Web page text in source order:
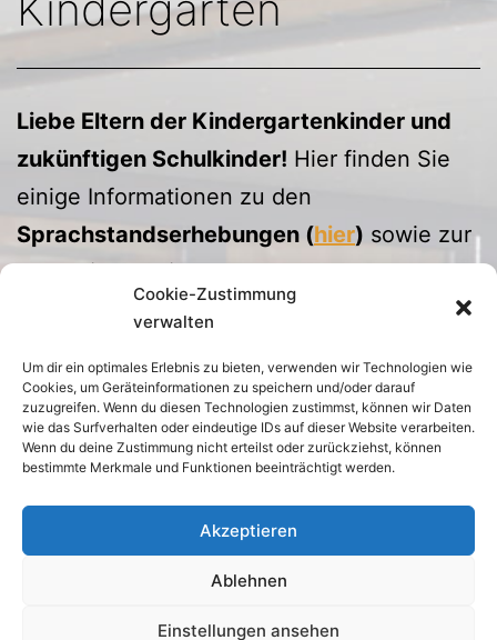
Cookie-Zustimmung
verwalten
Um dir ein optimales Erlebnis zu bieten, verwenden wir Technologien wie
Cookies, um Geräteinformationen zu speichern und/oder darauf
zuzugreifen. Wenn du diesen Technologien zustimmst, können wir Daten
wie das Surfverhalten oder eindeutige IDs auf dieser Website verarbeiten.
Wenn du deine Zustimmung nicht erteilst oder zurückziehst, können
bestimmte Merkmale und Funktionen beeinträchtigt werden.
Akzeptieren
Ablehnen
Einstellungen ansehen
Liebe Eltern der Kindergartenkinder und
zukünftigen Schulkinder! Hier finden Sie
einige Informationen zu den
Sprachstandserhebungen (hier) sowie zur
Schuleinschreibung und zum Schulstart
Telefonnummer: 08123/1403 oder per E-
Mail:verwaltung@gsmoosinning.de!
Herzliche Grüße!
Markus Pfanzelt
Datenschutz Urheberrecht